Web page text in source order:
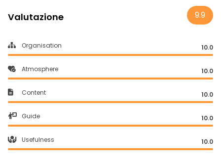
Valutazione 9.9
Organisation 10.0
Atmosphere 10.0
Content 10.0
Guide 10.0
Usefulness 10.0